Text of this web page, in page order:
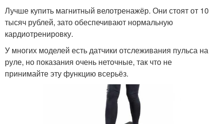
Лучше купить магнитный велотренажёр. Они стоят от 10
тысяч рублей, зато обеспечивают нормальную
кардиотренировку.
У многих моделей есть датчики отслеживания пульса на
руле, но показания очень неточные, так что не
принимайте эту функцию всерьёз.